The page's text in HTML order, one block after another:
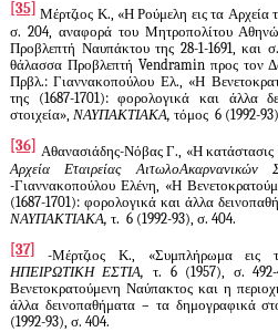
[35] Μέρτζιος Κ., «Η Ρούμελη εις τα Αρχεία
σ. 204, αναφορά του Μητροπολίτου
Προβλεπτή Ναυπάκτου της 28-1-1691, και
θάλασσα Προβλεπτή Vendramin προς τον
Πρβλ.: Γιαννακοπούλου Ελ., «Η
της (1687-1701): φορολογικά και άλλα
στοιχεία», ΝΑΥΠΑΚΤΙΑΚΑ, τόμος 6 (1992-
[36] Αθανασιάδης-Νόβας Γ., «Η κατάστασις
Αρχεία Εταιρείας
-Γιαννακοπούλου Ελένη, «Η
(1687-1701): φορολογικά και άλλα
ΝΑΥΠΑΚΤΙΑΚΑ, τ. 6 (1992-93), σ. 404.
[37]
-Μέρτζιος Κ., «Συμπλήρωμα εις
ΗΠΕΙΡΩΤΙΚΗ ΕΣΤΙΑ,τ. 6 (1957), σ.
Βενετοκρατούμενη Ναύπακτος και η
άλλα δεινοπαθήματα – τα δημογραφικά
(1992-93), σ. 404.